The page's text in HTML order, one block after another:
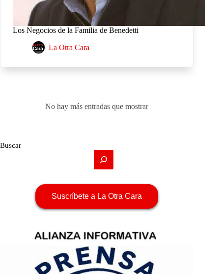
Los Negocios de la Familia de Benedetti
La Otra Cara
No hay más entradas que mostrar
Buscar
Suscríbete a La Otra Cara